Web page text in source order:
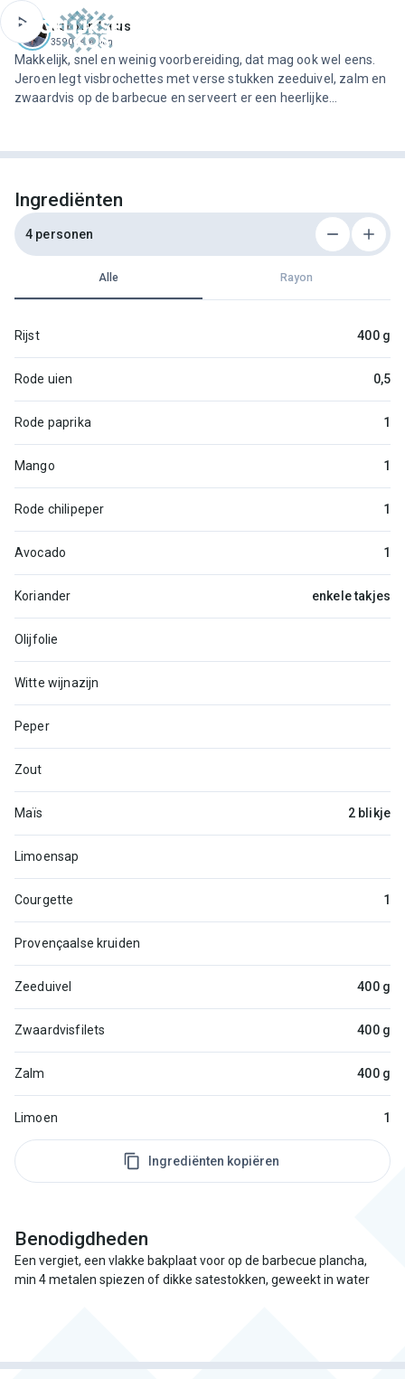
Jeroen Meus
3590 recepten
Makkelijk, snel en weinig voorbereiding, dat mag ook wel eens.
Jeroen legt visbrochettes met verse stukken zeeduivel, zalm en
zwaardvis op de barbecue en serveert er een heerlijke
Ingrediënten
4 personen
Alle Rayon
Rijst 400 g
Rode uien 0,5
Rode paprika 1
Mango 1
Rode chilipeper 1
Avocado 1
Koriander enkele takjes
Olijfolie
Witte wijnazijn
Peper
Zout
Maïs 2 blikje
Limoensap
Courgette 1
Provençaalse kruiden
Zeeduivel 400 g
Zwaardvisfilets 400 g
Zalm 400 g
Limoen 1
Ingrediënten kopiëren
Benodigdheden
Een vergiet, een vlakke bakplaat voor op de barbecue plancha,
min 4 metalen spiezen of dikke satestokken, geweekt in water